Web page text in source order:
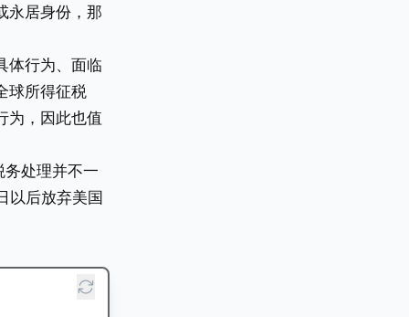
永居身份，那
体行为、面临
球所得征税
为，因此也值
处理并不一
以后放弃美国